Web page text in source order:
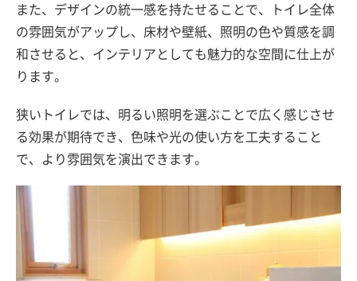
また、デザインの統一感を持たせることで、トイレ全体
の雰囲気がアップし、床材や壁紙、照明の色や質感を調
和させると、インテリアとしても魅力的な空間に仕上が
ります。
狭いトイレでは、明るい照明を選ぶことで広く感じさせ
る効果が期待でき、色味や光の使い方を工夫すること
で、より雰囲気を演出できます。